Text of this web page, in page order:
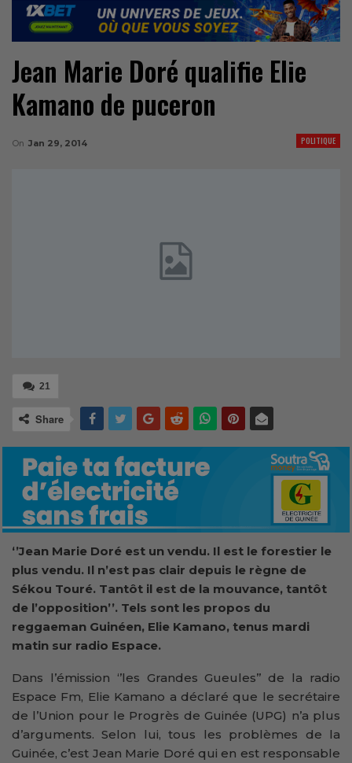
Jean Marie Doré qualifie Elie
Kamano de puceron
POLITIQUE
On Jan 29, 2014
21
Share
‘’Jean Marie Doré est un vendu. Il est le forestier le
plus vendu. Il n’est pas clair depuis le règne de
Sékou Touré. Tantôt il est de la mouvance, tantôt
de l’opposition’’. Tels sont les propos du
reggaeman Guinéen, Elie Kamano, tenus mardi
matin sur radio Espace.
Dans l’émission ‘’les Grandes Gueules’’ de la radio
Espace Fm, Elie Kamano a déclaré que le secrétaire
de l’Union pour le Progrès de Guinée (UPG) n’a plus
d’arguments. Selon lui, tous les problèmes de la
Guinée, c’est Jean Marie Doré qui en est responsable